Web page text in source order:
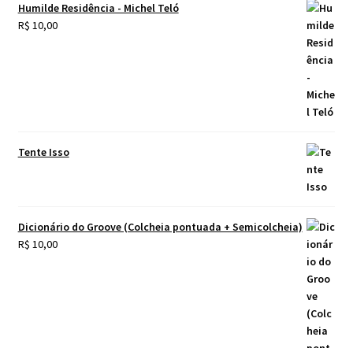
Humilde Residência - Michel Teló
R$ 10,00
Tente Isso
Dicionário do Groove (Colcheia pontuada + Semicolcheia)
R$ 10,00